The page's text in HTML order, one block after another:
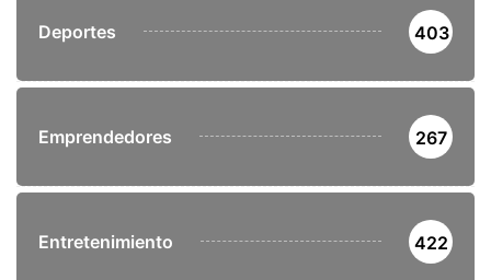
Deportes 403
Emprendedores 267
Entretenimiento 422